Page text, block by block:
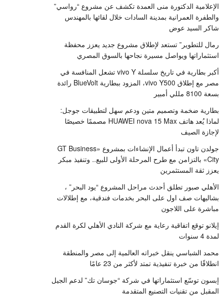
الإعلامية الدكتورة منى العمدة تكشف عن مشروع “رواسي”
والطفرة العمرانية بمدينة السادات خلال لقائها بالمهندس
شاكر السيد عوض
رمال للتطوير” تستعد لإطلاق مشروع جديد يعزز محفظة
استثماراتها ويواصل مسيرة نجاحها بالسوق المصري
أكبر بطارية في تاريخ سلسلة vivo Y تشعل المنافسة في
مصر مع إطلاق vivo Y500، المزود ببطارية BlueVolt رائدة
بسعة 8100 مللي أمبير
بطارية ضخمة وتصميم متين ودعم سهل لتطبيقات جوجل:
لماذا يُعد هاتف HUAWEI nova 15 Max مصممًا خصيصًا
لإجازة الصيف
جولدن تاون تبدأ أعمال الإنشاءات بمشروع «GT Business
City» بالتزامن مع طرح المرحلة الأولى للبيع.. وتنفيذ مبكر
يعزز ثقة المستثمرين
الأهلي صبور تطلق أحدث مراحل المشروع “يود البحر” ،
بشاليهات صف اول على البحر بخدمات فندقية، مع إطلالات
مباشرة على اللاجون
إيلانو توقع اتفاقية رعاية مع شركة النادي الأهلي لكرة القدم
لمدة 4 سنوات
محمد الشباسي ينقل خبراته العالمية إلى مصر والمنطقة
انطلاقًا من خبرة تنفيذية تمتد لأكثر من 23 عامًا
إبسون توسّع استثماراتها في شركة “جوسان تك” لدعم الجيل
المقبل من تقنيات التصنيع المتقدمة